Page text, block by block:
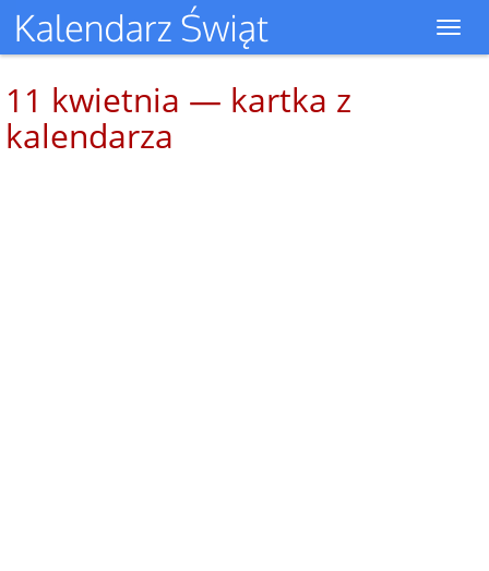
11 kwietnia — kartka z
kalendarza